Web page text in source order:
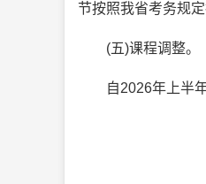
节按照我省考务规定
(五)课程调整。
自2026年上半年